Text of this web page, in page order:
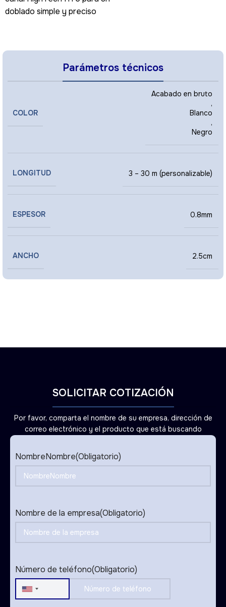
doblado simple y preciso
Parámetros técnicos
COLOR
Acabado en bruto
,
Blanco
,
Negro
LONGITUD 3 – 30 m (personalizable)
ESPESOR 0.8mm
ANCHO 2.5cm
SOLICITAR COTIZACIÓN
Por favor, comparta el nombre de su empresa, dirección de
correo electrónico y el producto que está buscando
NombreNombre(Obligatorio)
Nombre de la empresa(Obligatorio)
Número de teléfono(Obligatorio)
United